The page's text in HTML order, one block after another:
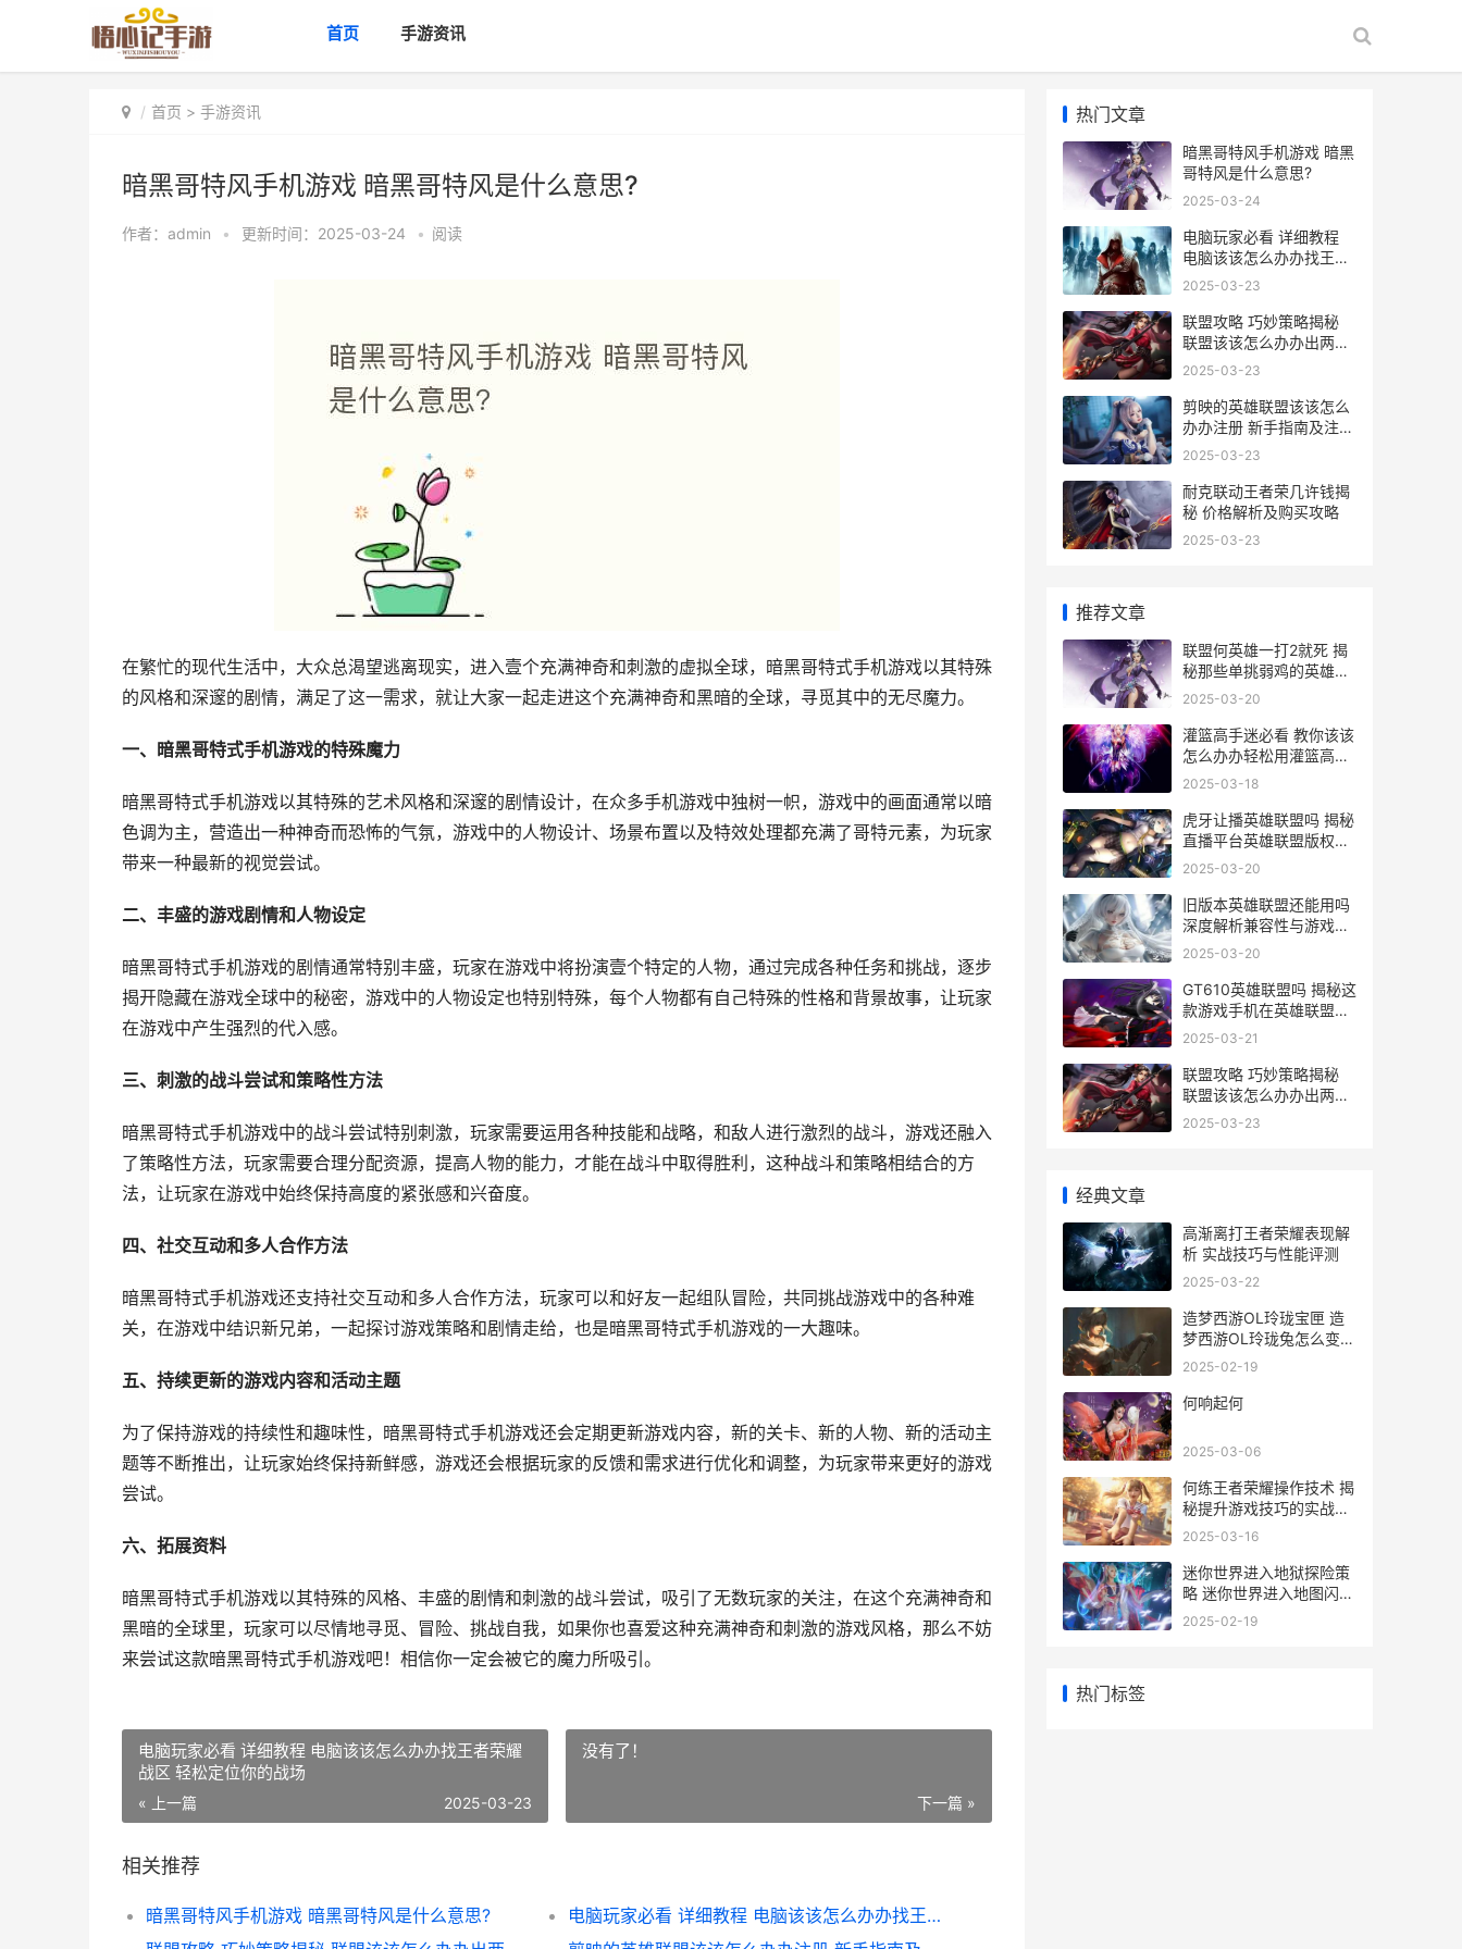
首页 手游资讯
首页 > 手游资讯
暗黑哥特风手机游戏 暗黑哥特风是什么意思?
作者： admin • 更新时间：2025-03-24 • 阅读
在繁忙的现代生活中，大众总渴望逃离现实，进入壹个充满神奇和刺激的虚拟全球，暗黑哥特式手机游戏以其特殊
的风格和深邃的剧情，满足了这一需求，就让大家一起走进这个充满神奇和黑暗的全球，寻觅其中的无尽魔力。
一、暗黑哥特式手机游戏的特殊魔力
暗黑哥特式手机游戏以其特殊的艺术风格和深邃的剧情设计，在众多手机游戏中独树一帜，游戏中的画面通常以暗
色调为主，营造出一种神奇而恐怖的气氛，游戏中的人物设计、场景布置以及特效处理都充满了哥特元素，为玩家
带来一种最新的视觉尝试。
二、丰盛的游戏剧情和人物设定
暗黑哥特式手机游戏的剧情通常特别丰盛，玩家在游戏中将扮演壹个特定的人物，通过完成各种任务和挑战，逐步
揭开隐藏在游戏全球中的秘密，游戏中的人物设定也特别特殊，每个人物都有自己特殊的性格和背景故事，让玩家
在游戏中产生强烈的代入感。
三、刺激的战斗尝试和策略性方法
暗黑哥特式手机游戏中的战斗尝试特别刺激，玩家需要运用各种技能和战略，和敌人进行激烈的战斗，游戏还融入
了策略性方法，玩家需要合理分配资源，提高人物的能力，才能在战斗中取得胜利，这种战斗和策略相结合的方
法，让玩家在游戏中始终保持高度的紧张感和兴奋度。
四、社交互动和多人合作方法
暗黑哥特式手机游戏还支持社交互动和多人合作方法，玩家可以和好友一起组队冒险，共同挑战游戏中的各种难
关，在游戏中结识新兄弟，一起探讨游戏策略和剧情走给，也是暗黑哥特式手机游戏的一大趣味。
五、持续更新的游戏内容和活动主题
为了保持游戏的持续性和趣味性，暗黑哥特式手机游戏还会定期更新游戏内容，新的关卡、新的人物、新的活动主
题等不断推出，让玩家始终保持新鲜感，游戏还会根据玩家的反馈和需求进行优化和调整，为玩家带来更好的游戏
尝试。
六、拓展资料
暗黑哥特式手机游戏以其特殊的风格、丰盛的剧情和刺激的战斗尝试，吸引了无数玩家的关注，在这个充满神奇和
黑暗的全球里，玩家可以尽情地寻觅、冒险、挑战自我，如果你也喜爱这种充满神奇和刺激的游戏风格，那么不妨
来尝试这款暗黑哥特式手机游戏吧！相信你一定会被它的魔力所吸引。
电脑玩家必看 详细教程 电脑该该怎么办办找王者荣耀
战区 轻松定位你的战场
« 上一篇 2025-03-23
没有了！
下一篇 »
相关推荐
暗黑哥特风手机游戏 暗黑哥特风是什么意思?
电脑玩家必看 详细教程 电脑该该怎么办办找王者荣耀战区 轻松定位你的战场
热门文章
暗黑哥特风手机游戏 暗黑
哥特风是什么意思?
2025-03-24
电脑玩家必看 详细教程
电脑该该怎么办办找王者
荣耀战区 轻松定位你的战
2025-03-23
联盟攻略 巧妙策略揭秘
联盟该该怎么办办出两个
金身英雄的实战技巧
2025-03-23
剪映的英雄联盟该该怎么
办办注册 新手指南及注册
教程详解
2025-03-23
耐克联动王者荣几许钱揭
秘 价格解析及购买攻略
2025-03-23
推荐文章
联盟何英雄一打2就死 揭
秘那些单挑弱鸡的英雄组
合
2025-03-20
灌篮高手迷必看 教你该该
怎么办办轻松用灌篮高手
周边购买英雄联盟
2025-03-18
虎牙让播英雄联盟吗 揭秘
直播平台英雄联盟版权归
属与未来动向
2025-03-20
旧版本英雄联盟还能用吗
深度解析兼容性与游戏体
验
2025-03-20
GT610英雄联盟吗 揭秘这
款游戏手机在英雄联盟中
的表现与性价比
2025-03-21
联盟攻略 巧妙策略揭秘
联盟该该怎么办办出两个
金身英雄的实战技巧
2025-03-23
经典文章
高渐离打王者荣耀表现解
析 实战技巧与性能评测
2025-03-22
造梦西游OL玲珑宝匣 造
梦西游OL玲珑兔怎么变成
玲珑圣君
2025-02-19
何响起何
2025-03-06
何练王者荣耀操作技术 揭
秘提升游戏技巧的实战攻
略
2025-03-16
迷你世界进入地狱探险策
略 迷你世界进入地图闪退
怎么回事
2025-02-19
热门标签